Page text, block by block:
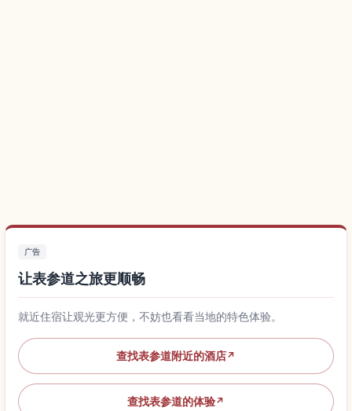
广告
让表参道之旅更顺畅
就近住宿让观光更方便，不妨也看看当地的特色体验。
查找表参道附近的酒店↗
查找表参道的体验↗